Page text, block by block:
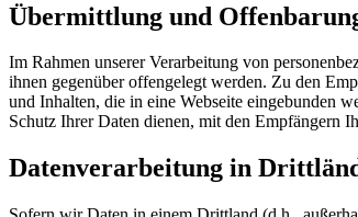
Übermittlung und
Im Rahmen unserer Verarbeitung von
ihnen gegenüber offengelegt werden. Zu den
und Inhalten, die in eine Webseite eingebunden
Schutz Ihrer Daten dienen, mit den Empfängern
Datenverarbeitung in